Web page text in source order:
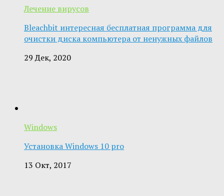
Лечение вирусов
Bleachbit интересная бесплатная программа для
очистки диска компьютера от ненужных файлов
29 Дек, 2020
Windows
Установка Windows 10 pro
13 Окт, 2017